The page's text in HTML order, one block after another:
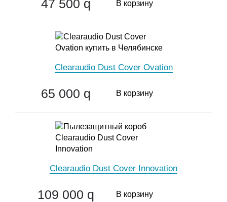
47 500 q В корзину
Clearaudio Dust Cover Ovation
65 000 q В корзину
Clearaudio Dust Cover Innovation
109 000 q В корзину